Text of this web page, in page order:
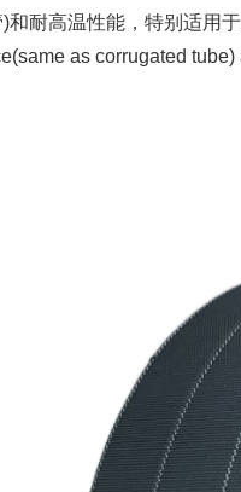
耐高温性能，特别适用
as corrugated